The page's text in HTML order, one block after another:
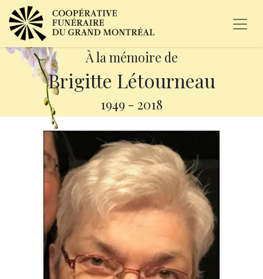
À la mémoire de
Brigitte Létourneau
1949 - 2018